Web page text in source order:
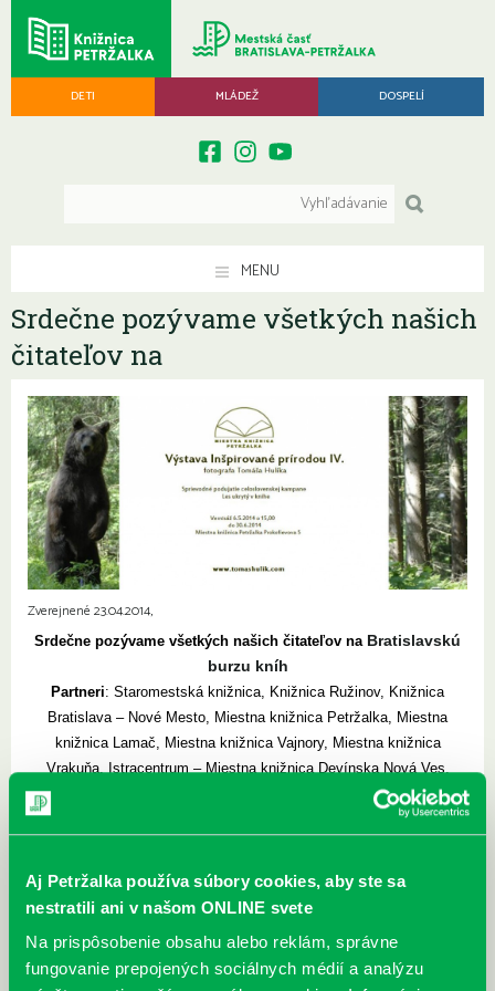
Aj Petržalka používa súbory cookies, aby ste sa
nestratili ani v našom ONLINE svete
Na prispôsobenie obsahu alebo reklám, správne
fungovanie prepojených sociálnych médií a analýzu
DETI MLÁDEŽ DOSPELÍ
MENU
Srdečne pozývame všetkých našich
čitateľov na
Zverejnené 23.04.2014,
Srdečne pozývame všetkých našich čitateľov na Bratislavskú
burzu kníh
Partneri: Staromestská knižnica, Knižnica Ružinov, Knižnica
Bratislava – Nové Mesto, Miestna knižnica Petržalka, Miestna
knižnica Lamač, Miestna knižnica Vajnory, Miestna knižnica
Vrakuňa, Istracentrum – Miestna knižnica Devínska Nová Ves,
pracovné dni) a 26. – 27. apríla 10:00 – 18:00 hod. (víkend)